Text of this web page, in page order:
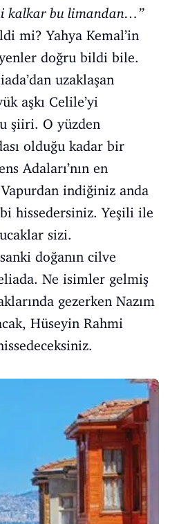
kalkar bu limandan…”
mi? Yahya Kemal’in
doğru bildi bile.
uzaklaşan
aşkı Celile’yi
şiiri. O yüzden
olduğu kadar bir
Adaları’nın en
indiğiniz anda
hissedersiniz. Yeşili ile
sizi.
doğanın cilve
Ne isimler gelmiş
gezerken Nazım
Hüseyin Rahmi